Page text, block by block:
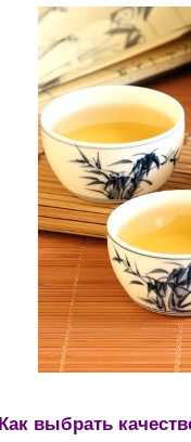
Как выбрать